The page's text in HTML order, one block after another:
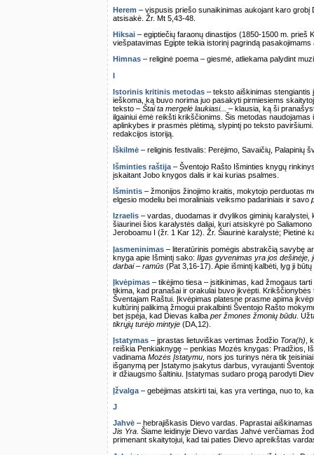
Herem – vispusis priešo sunaikinimas aukojant karo grobį
atsisakė. Žr. Mt 5,43-48.
Hiksai – egiptiečių faraonų dinastijos (1850-1500 m. prieš
viešpatavimas Egipte teikia istorinį pagrindą
Himnas – religinė poema – giesmė, atliekama palydint
I
Istorinis kritinis metodas – teksto aiškinimas stengiantis
ieškoma, ką buvo norima juo pasakyti pirmiesiems
teksto – Štai ta mergelė laukiasi...
– klausia, ką ši
ilgainiui ėmė reikšti krikščionims. Šis metodas
aplinkybes ir prasmės plėtimą, slypintį po teksto
redakcijos istoriją.
Iškilmė – religinis festivalis: Perėjimo, Savaičių, Palapinių
Išminties raštija – Šventojo Rašto Išminties knygų
įskaitant Jobo knygos dalis ir kai kurias psalmes.
Išmintis – žmonijos žinojimo kraitis, mokytojo perduotas
elgesio modeliu bei moraliniais veiksmo padariniais ir savo
Izraelis – vardas, duodamas ir dvylikos giminių
šiaurinei šios karalystės daliai, kuri atsiskyrė po
Jeroboamu I (žr. 1 Kar 12). Žr. Šiaurinė karalystė; Pietinė
Įasmeninimas – literatūrinis pomėgis abstrakčią savybę
knyga apie Išmintį sako: Ilgas gyvenimas yra jos dešinėje,
darbai – ramūs (Pat 3,16-17). Apie išmintį kalbėti, lyg ji
Įkvėpimas – tikėjimo tiesa – įsitikinimas, kad žmogaus
tikima, kad pranašai ir orakulai buvo įkvėpti.
Šventajam Raštui. Įkvėpimas platesne prasme apima
kultūrinį palikimą žmogui prakalbinti Šventojo Rašto
bet įspėja, kad Dievas kalba per žmones žmonių būdu .
tikrųjų turėjo mintyje (DA,12).
Įstatymas – įprastas lietuviškas vertimas žodžio Tora(h) ,
reiškia Penkiaknygę – penkias Mozės knygas: Pradžios,
vadinama Mozės Įstatymu , nors jos turinys nėra tik
išganymą per Įstatymo įsakytus darbus, vyraujanti
ir džiaugsmo šaltiniu. Įstatymas sudaro progą parodyti
Įžvalga – gebėjimas atskirti tai, kas yra vertinga, nuo to,
J
Jahvė – hebrajiškasis Dievo vardas. Paprastai
Jis Yra . Šiame leidinyje Dievo vardas Jahvė verčiamas
primenant skaitytojui, kad tai paties Dievo apreikštas